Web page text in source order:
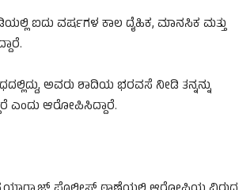
ಐದು ವರ್ಷಗಳ ಕಾಲ ದೈಹಿಕ, ಮಾನಸಿಕ ಮತ್ತು
ಅವರು ಶಾದಿಯ ಭರವಸೆ ನೀಡಿ ತನ್ನನ್ನು
ಎಂದು ಆರೋಪಿಸಿದ್ದಾರೆ.